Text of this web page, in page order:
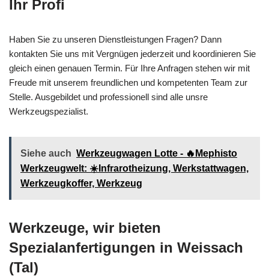
Ihr Profi
Haben Sie zu unseren Dienstleistungen Fragen? Dann
kontakten Sie uns mit Vergnügen jederzeit und koordinieren Sie
gleich einen genauen Termin. Für Ihre Anfragen stehen wir mit
Freude mit unserem freundlichen und kompetenten Team zur
Stelle. Ausgebildet und professionell sind alle unsre
Werkzeugspezialist.
Siehe auch Werkzeugwagen Lotte - 🔥Mephisto
Werkzeugwelt: ☀️Infrarotheizung, Werkstattwagen,
Werkzeugkoffer, Werkzeug
Werkzeuge, wir bieten
Spezialanfertigungen in Weissach
(Tal)